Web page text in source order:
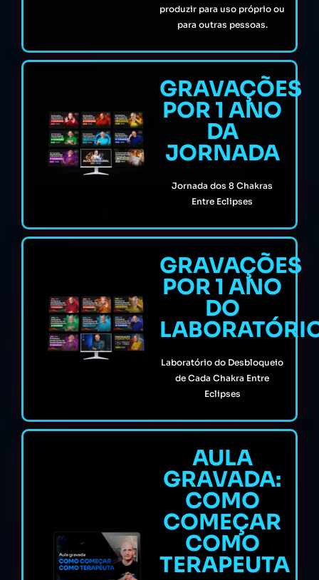
produzir para uso próprio ou
para outras pessoas.
GRAVAÇÕES
POR 1 ANO
DA
JORNADA
Jornada dos 8 Chakras
Entre Eclipses
GRAVAÇÕES
POR 1 ANO
DO
Laboratório do Desbloqueio
de Cada Chakra Entre
Eclipses
AULA
GRAVADA:
COMO
COMEÇAR
COMO
TERAPEUTA